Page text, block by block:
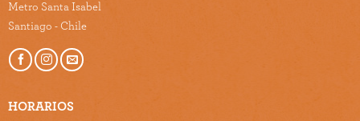
Metro Santa Isabel
Santiago - Chile
HORARIOS